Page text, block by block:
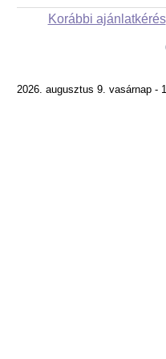
Korábbi ajánlatkérés
2026. augusztus 9. vasárnap -